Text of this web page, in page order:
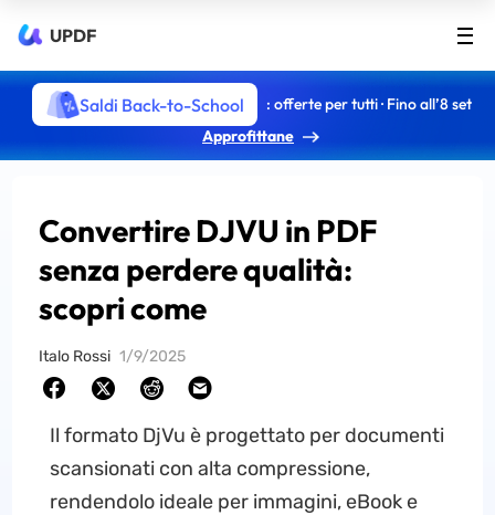
UPDF
Saldi Back-to-School
: offerte per tutti · Fino all’8 set
Approfittane
Convertire DJVU in PDF
senza perdere qualità:
scopri come
Italo Rossi 1/9/2025
Il formato DjVu è progettato per documenti
scansionati con alta compressione,
rendendolo ideale per immagini, eBook e